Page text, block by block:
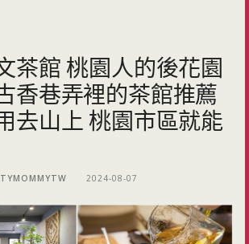
茶館 桃園人的後花園
香巷弄裡的茶館推薦
去山上 桃園市區就能
2024-08-07